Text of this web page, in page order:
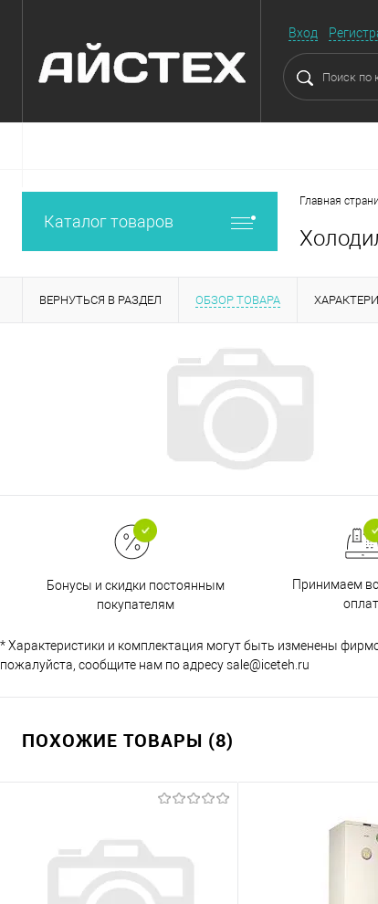
Вход
Каталог товаров
Главная
ВЕРНУТЬСЯ В РАЗДЕЛ ОБЗОР ТОВАРА
Бонусы и скидки постоянным
покупателям
Принимаем
* Характеристики и комплектация могут быть изменены
пожалуйста, сообщите нам по адресу sale@iceteh.ru
ПОХОЖИЕ ТОВАРЫ (8)